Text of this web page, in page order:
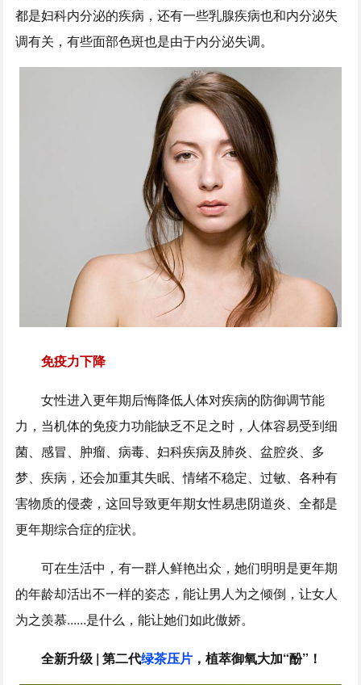
都是妇科内分泌的疾病，还有一些乳腺疾病也和内分泌失
调有关，有些面部色斑也是由于内分泌失调。
免疫力下降
女性进入更年期后悔降低人体对疾病的防御调节能
力，当机体的免疫力功能缺乏不足之时，人体容易受到细
菌、感冒、肿瘤、病毒、妇科疾病及肺炎、盆腔炎、多
梦、疾病，还会加重其失眠、情绪不稳定、过敏、各种有
害物质的侵袭，这回导致更年期女性易患阴道炎、全都是
更年期综合症的症状。
可在生活中，有一群人鲜艳出众，她们明明是更年期
的年龄却活出不一样的姿态，能让男人为之倾倒，让女人
为之羡慕......是什么，能让她们如此傲娇。
全新升级 | 第二代绿茶压片 ，植萃御氧大加“酚”！